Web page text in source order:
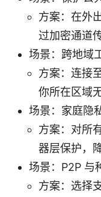
方案：在外
过加密通道
场景：跨地域
方案：连接
你所在区域
场景：家庭隐
方案：对所
器层保护，
场景：P2P 与
方案：选择